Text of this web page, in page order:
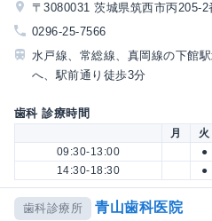
〒3080031 茨城県筑西市丙205-2
0296-25-7566
水戸線、常総線、真岡線の下館
へ、駅前通り徒歩3分
歯科 診療時間
月 火
09:30-13:00
●
14:30-18:30
●
歯科診療所 青山歯科医院